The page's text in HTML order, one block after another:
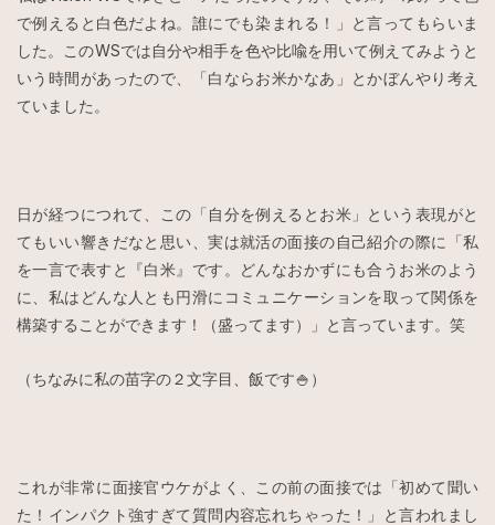
で例えると白色だよね。誰にでも染まれる！」と言ってもらいま
した。このWSでは自分や相手を色や比喩を用いて例えてみようと
いう時間があったので、「白ならお米かなあ」とかぼんやり考え
ていました。
日が経つにつれて、この「自分を例えるとお米」という表現がと
てもいい響きだなと思い、実は就活の面接の自己紹介の際に「私
を一言で表すと『白米』です。どんなおかずにも合うお米のよう
に、私はどんな人とも円滑にコミュニケーションを取って関係を
構築することができます！（盛ってます）」と言っています。笑
（ちなみに私の苗字の２文字目、飯です🍚）
これが非常に面接官ウケがよく、この前の面接では「初めて聞い
た！インパクト強すぎて質問内容忘れちゃった！」と言われまし